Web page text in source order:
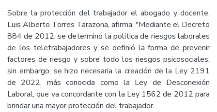
Sobre la protección del trabajador el abogado y docente,
Luis Alberto Torres Tarazona, afirma: "Mediante el Decreto
884 de 2012, se determinó la política de riesgos laborales
de los teletrabajadores y se definió la forma de prevenir
factores de riesgo y sobre todo los riesgos psicosociales;
sin embargo, se hizo necesaria la creación de la Ley 2191
de 2022, más conocida como la Ley de Desconexión
Laboral, que va concordante con la Ley 1562 de 2012 para
brindar una mayor protección del trabajador.